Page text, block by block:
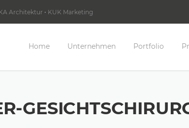
Architektur • KUK Marketing
Home Unternehmen Portfolio